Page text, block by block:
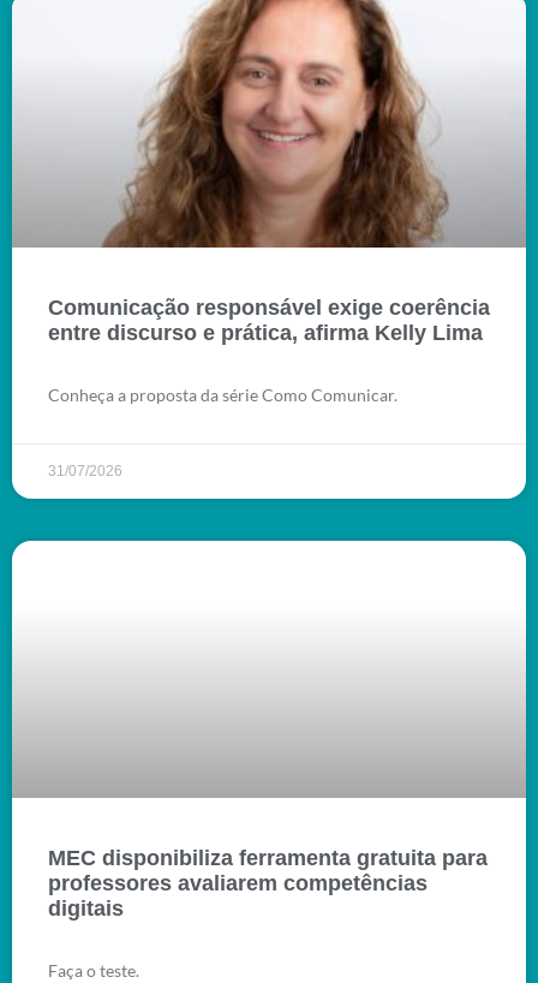
Comunicação responsável exige coerência
entre discurso e prática, afirma Kelly Lima
Conheça a proposta da série Como Comunicar.
31/07/2026
MEC disponibiliza ferramenta gratuita para
professores avaliarem competências
digitais
Faça o teste.